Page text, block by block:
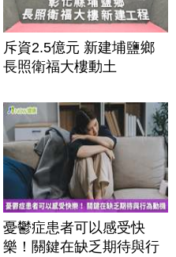
斥資2.5億元 新建埔鹽鄉
長照衛福大樓動土
憂鬱症患者可以感受快
樂！關鍵在缺乏期待與行